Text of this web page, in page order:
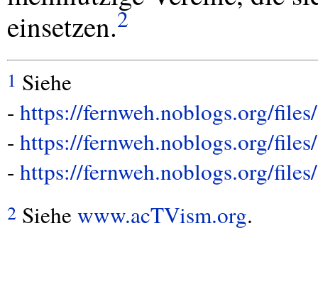
einsetzen.2
1 Siehe
- https://fernweh.noblogs.org/
- https://fernweh.noblogs.org/
- https://fernweh.noblogs.org/
2 Siehe www.acTVism.org.